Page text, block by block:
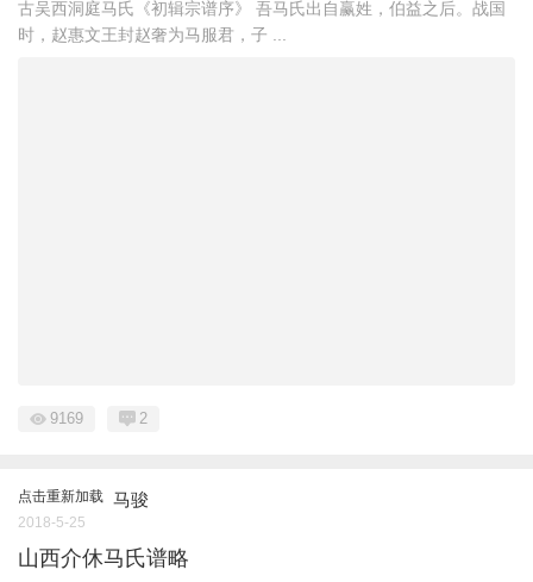
古吴西洞庭马氏《初辑宗谱序》 吾马氏出自赢姓，伯益之后。战国
时，赵惠文王封赵奢为马服君，子 ...
9169 2
点击重新加载 马骏
2018-5-25
山西介休马氏谱略